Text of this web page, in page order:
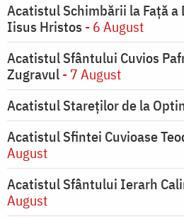
Acatistul Schimbării la Faţă
Iisus Hristos - 6 August
Acatistul Sfântului Cuvios
Zugravul- 7 August
Acatistul Stareţilor de la
Acatistul Sfintei Cuvioase
August
Acatistul Sfântului Ierarh
August